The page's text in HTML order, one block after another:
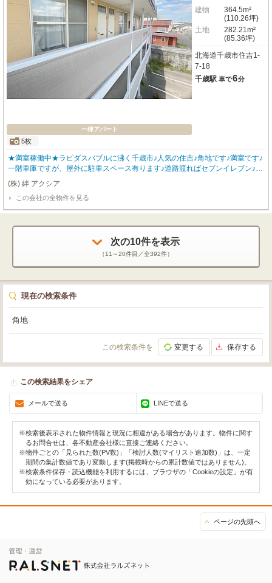
一棟アパート
5枚
建物
364.5m²
(110.26坪)
土地
282.21m²
(85.36坪)
北海道千歳市住吉1-
7-18
千歳駅 車で6分
★満室稼働中★ラピダスバブルに沸く千歳市♪人気の住吉♪角地です♪満室です♪
一階車庫ですが、屋外に駐車スペース有ります♪道路渡ればセブンイレブン♪ホ
クレンショップ、イエローハット、郵便局、DCMホーマック、ローソン、、
ツルハドラッグが歩いて5分♪サーモンパーク道の駅までも徒歩10分♪早いもの
勝ち♪
(株) 絆 アクシア
この会社の全物件を見る
次の10件を表示
（11～20件目／全392件）
現在の検索条件
角地
この検索条件を 変更する 保存する
この検索結果をシェア
メールで送る LINEで送る
※検索後表示された物件情報と現況に相違がある場合があります。物件に関す
るお問合せは、各不動産会社様に直接ご連絡ください。
※物件ごとの「見られた数(PV数)」「検討人数(マイリスト追加数)」は、一定
期間の集計数値であり変動します(掲載時からの累計数値ではありません)。
※検索条件保存・読込機能を利用するには、ブラウザの「Cookieの設定」が有
効になっている必要があります。
ページの先頭へ